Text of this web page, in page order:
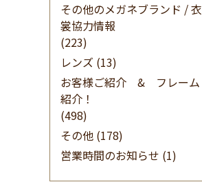
その他のメガネブランド / 衣
裳協力情報
(223)
レンズ (13)
お客様ご紹介 & フレーム
紹介！
(498)
その他 (178)
営業時間のお知らせ (1)